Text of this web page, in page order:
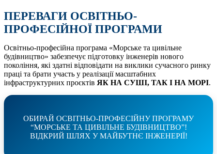
ПЕРЕВАГИ ОСВІТНЬО-
ПРОФЕСІЙНОЇ ПРОГРАМИ
Освітньо-професійна програма «Морське та цивільне
будівництво» забезпечує підготовку інженерів нового
покоління, які здатні відповідати на виклики сучасного ринку
праці та брати участь у реалізації масштабних
інфраструктурних проєктів ЯК НА СУШІ, ТАК І НА МОРІ.
ОБИРАЙ ОСВІТНЬО-ПРОФЕСІЙНУ ПРОГРАМУ
“МОРСЬКЕ ТА ЦИВІЛЬНЕ БУДІВНИЦТВО”!
ВІДКРИЙ ШЛЯХ У МАЙБУТНЄ ІНЖЕНЕРІЇ!